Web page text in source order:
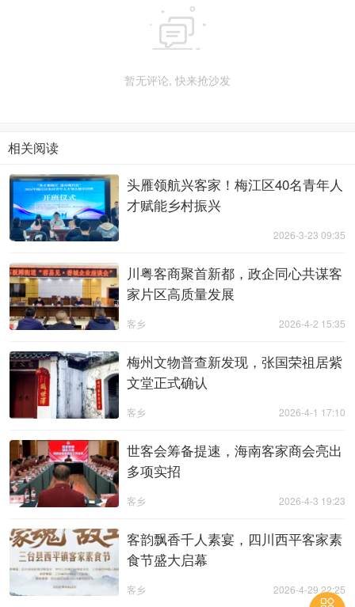

暂无评论, 快来抢沙发
相关阅读
头雁领航兴客家！梅江区40名青年人
才赋能乡村振兴
2026-3-23 09:35
川粤客商聚首新都，政企同心共谋客
家片区高质量发展
2026-4-2 15:35
客乡
梅州文物普查新发现，张国荣祖居紫
文堂正式确认
2026-4-1 17:10
客乡
世客会筹备提速，海南客家商会亮出
多项实招
2026-4-3 19:23
客乡
客韵飘香千人素宴，四川西平客家素
食节盛大启幕
2026-4-29 22:25
客乡